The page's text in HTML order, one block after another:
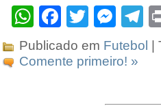
WhatsApp
Facebook
Twitter
Publicado em Futebol
|
Comente primeiro! »